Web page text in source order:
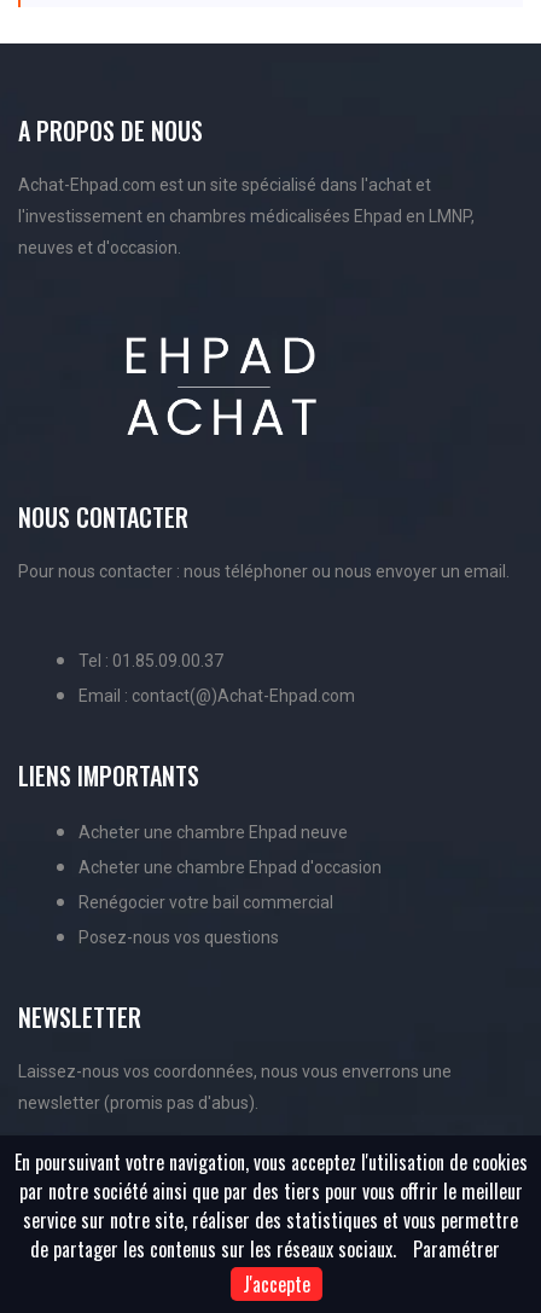
A PROPOS DE NOUS
Achat-Ehpad.com est un site spécialisé dans l'achat et
l'investissement en chambres médicalisées Ehpad en LMNP,
neuves et d'occasion.
NOUS CONTACTER
Pour nous contacter : nous téléphoner ou nous envoyer un email.
Tel : 01.85.09.00.37
Email : contact(@)Achat-Ehpad.com
LIENS IMPORTANTS
Acheter une chambre Ehpad neuve
Acheter une chambre Ehpad d'occasion
Renégocier votre bail commercial
Posez-nous vos questions
NEWSLETTER
Laissez-nous vos coordonnées, nous vous enverrons une
newsletter (promis pas d'abus).
En poursuivant votre navigation, vous acceptez l'utilisation de cookies
par notre société ainsi que par des tiers pour vous offrir le meilleur
service sur notre site, réaliser des statistiques et vous permettre
de partager les contenus sur les réseaux sociaux.
Paramétrer
J'accepte